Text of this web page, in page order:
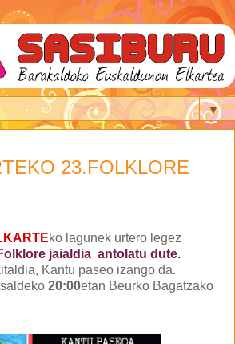
▼
23.FOLKLORE
ko lagunek urtero legez
jaialdia antolatu dute.
Kantu paseo izango da.
20:00etan Beurko Bagatzako